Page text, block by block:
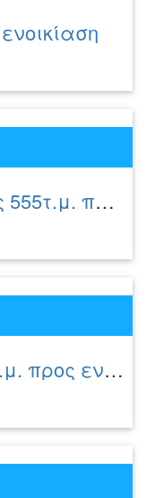
Επαγγελματικός Χώρος 555τ.μ. προς ενοικίαση
Βιοτεχνικός Χώρος 510τ.μ. προς ενοικίαση